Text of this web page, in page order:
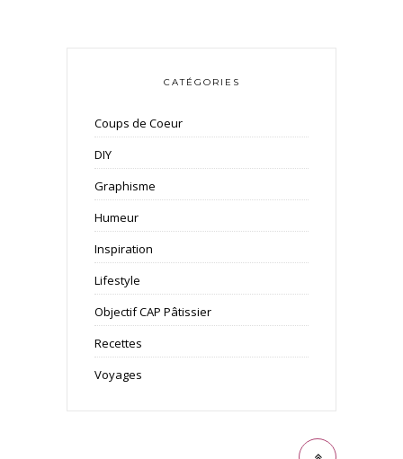
CATÉGORIES
Coups de Coeur
DIY
Graphisme
Humeur
Inspiration
Lifestyle
Objectif CAP Pâtissier
Recettes
Voyages